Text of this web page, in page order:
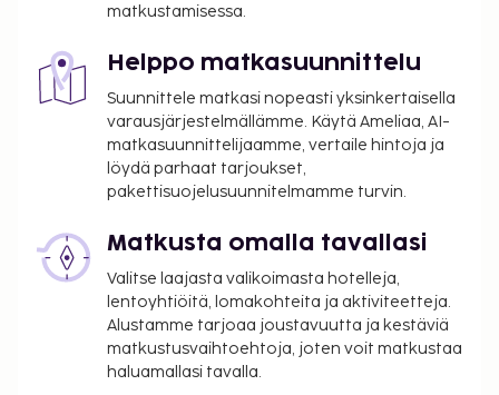
matkustamisessa.
Helppo matkasuunnittelu
Suunnittele matkasi nopeasti yksinkertaisella
varausjärjestelmällämme. Käytä Ameliaa, AI-
matkasuunnittelijaamme, vertaile hintoja ja
löydä parhaat tarjoukset,
pakettisuojelusuunnitelmamme turvin.
Matkusta omalla tavallasi
Valitse laajasta valikoimasta hotelleja,
lentoyhtiöitä, lomakohteita ja aktiviteetteja.
Alustamme tarjoaa joustavuutta ja kestäviä
matkustusvaihtoehtoja, joten voit matkustaa
haluamallasi tavalla.